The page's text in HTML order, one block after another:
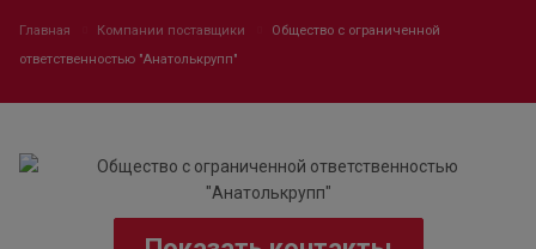
Главная Компании поставщики
Общество с ограниченной
ответственностью "Анатолькрупп"